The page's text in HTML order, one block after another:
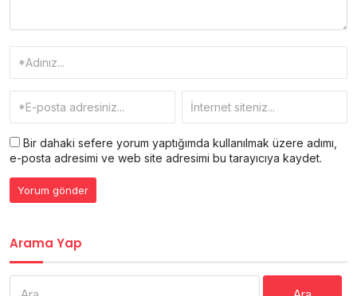
Bir dahaki sefere yorum yaptığımda kullanılmak üzere adımı,
e-posta adresimi ve web site adresimi bu tarayıcıya kaydet.
Arama Yap